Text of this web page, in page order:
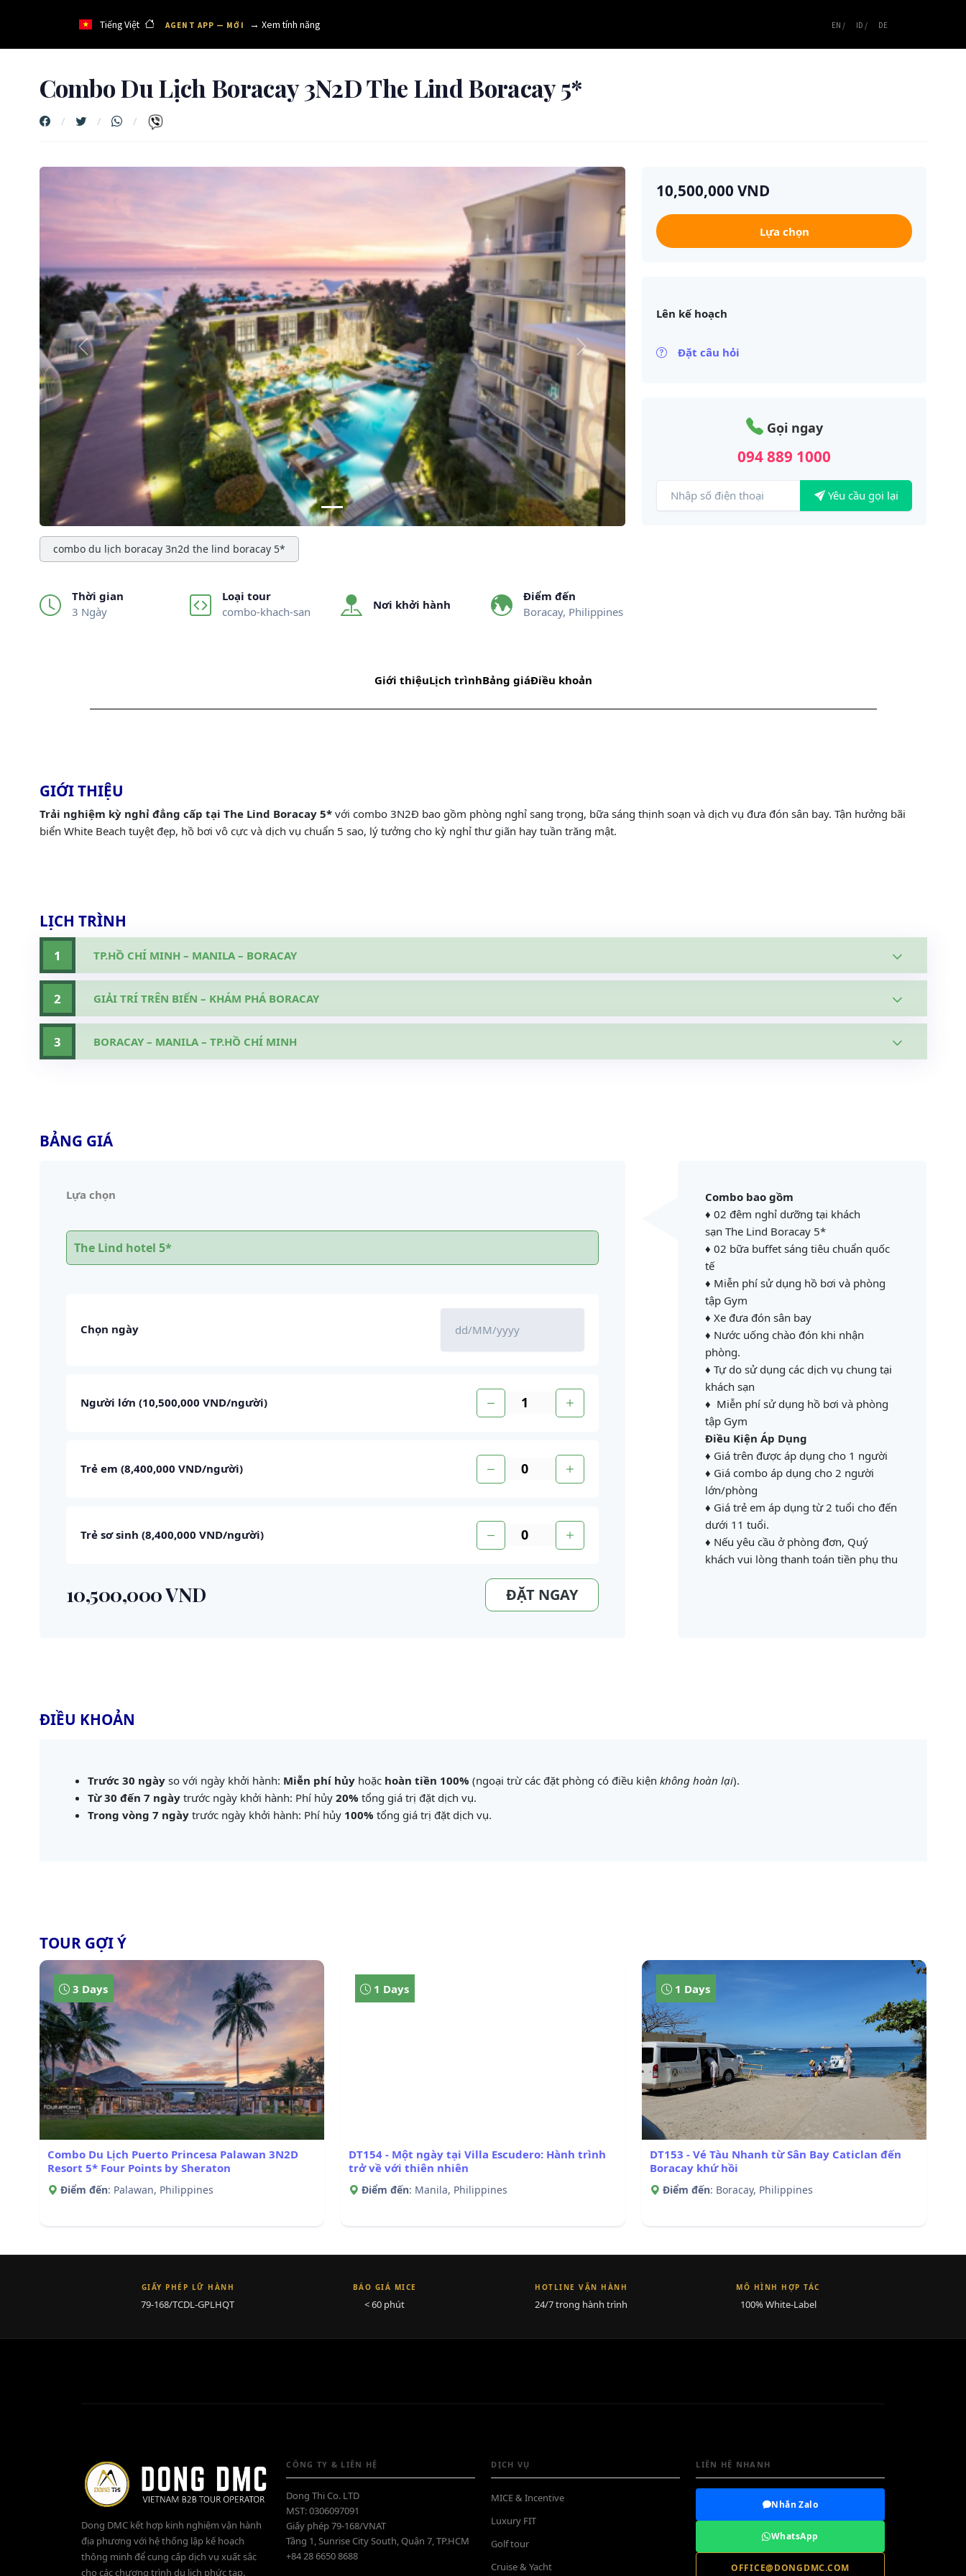
Tiếng Việt AGENT APP — MỚI → Xem tính năng EN / ID / DE
Combo Du Lịch Boracay 3N2D The Lind Boracay 5*
Previous Next
combo du lịch boracay 3n2d the lind boracay 5*
Thời gian
3 Ngày
Loại tour
combo-khach-san
Nơi khởi hành
Điểm đến
Boracay, Philippines
10,500,000 VND
Lựa chọn
Lên kế hoạch
Đặt câu hỏi
Gọi ngay
094 889 1000
Yêu cầu gọi lại
Giới thiệuLịch trìnhBảng giáĐiều khoản
GIỚI THIỆU
Trải nghiệm kỳ nghỉ đẳng cấp tại The Lind Boracay 5*với combo 3N2Đ bao gồm phòng nghỉ sang trọng, bữa sáng thịnh soạn và dịch vụ đưa đón sân bay. Tận hưởng bãi
biển White Beach tuyệt đẹp, hồ bơi vô cực và dịch vụ chuẩn 5 sao, lý tưởng cho kỳ nghỉ thư giãn hay tuần trăng mật.
LỊCH TRÌNH
1 TP.HỒ CHÍ MINH – MANILA – BORACAY
2 GIẢI TRÍ TRÊN BIỂN – KHÁM PHÁ BORACAY
3 BORACAY – MANILA – TP.HỒ CHÍ MINH
BẢNG GIÁ
Lựa chọn
The Lind hotel 5*
Chọn ngày
Người lớn (10,500,000 VND/người)
Trẻ em (8,400,000 VND/người)
Trẻ sơ sinh (8,400,000 VND/người)
10,500,000 VND ĐẶT NGAY
Combo bao gồm
♦ 02 đêm nghỉ dưỡng tại khách
sạn The Lind Boracay 5*
♦ 02 bữa buffet sáng tiêu chuẩn quốc
tế
♦ Miễn phí sử dụng hồ bơi và phòng
tập Gym
♦ Xe đưa đón sân bay
♦ Nước uống chào đón khi nhận
phòng.
♦ Tự do sử dụng các dịch vụ chung tại
khách sạn
♦ Miễn phí sử dụng hồ bơi và phòng
tập Gym
Điều Kiện Áp Dụng
♦ Giá trên được áp dụng cho 1 người
♦ Giá combo áp dụng cho 2 người
lớn/phòng
♦ Giá trẻ em áp dụng từ 2 tuổi cho đến
dưới 11 tuổi.
♦ Nếu yêu cầu ở phòng đơn, Quý
khách vui lòng thanh toán tiền phụ thu
ĐIỀU KHOẢN
Trước 30 ngày so với ngày khởi hành: Miễn phí hủy hoặc hoàn tiền 100% (ngoại trừ các đặt phòng có điều kiện không hoàn lại).
Từ 30 đến 7 ngày trước ngày khởi hành: Phí hủy 20% tổng giá trị đặt dịch vụ.
Trong vòng 7 ngày trước ngày khởi hành: Phí hủy 100% tổng giá trị đặt dịch vụ.
TOUR GỢI Ý
3 Days
Combo Du Lịch Puerto Princesa Palawan 3N2D
Resort 5* Four Points by Sheraton
Điểm đến: Palawan, Philippines
1 Days
DT154 - Một ngày tại Villa Escudero: Hành trình
trở về với thiên nhiên
Điểm đến: Manila, Philippines
1 Days
DT153 - Vé Tàu Nhanh từ Sân Bay Caticlan đến
Boracay khứ hồi
Điểm đến: Boracay, Philippines
GIẤY PHÉP LỮ HÀNH
79-168/TCDL-GPLHQT
BÁO GIÁ MICE
< 60 phút
HOTLINE VẬN HÀNH
24/7 trong hành trình
MÔ HÌNH HỢP TÁC
100% White-Label
Dong DMC kết hợp kinh nghiệm vận hành
địa phương với hệ thống lập kế hoạch
thông minh để cung cấp dịch vụ xuất sắc
cho các chương trình du lịch phức tạp.
CÔNG TY & LIÊN HỆ
Dong Thi Co. LTD
MST: 0306097091
Giấy phép 79-168/VNAT
Tầng 1, Sunrise City South, Quận 7, TP.HCM
+84 28 6650 8688
DỊCH VỤ
MICE & Incentive
Luxury FIT
Golf tour
Cruise & Yacht
LIÊN HỆ NHANH
Nhắn Zalo
WhatsApp
OFFICE@DONGDMC.COM